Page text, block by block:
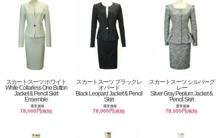
スカートスーツ ホワイト
White Collarless One Button
Jacket & Pencil Skirt
Ensemble
通常価格
78,000円(税別)
スカートスーツ ブラックレ
オパード
Black Leopard Jacket & Pencil
Skirt
通常価格
78,000円(税別)
スカートスーツ シルバーグ
レー
Silver Gray Peplum Jacket &
Pencil Skirt
通常価格
78,000円(税別)